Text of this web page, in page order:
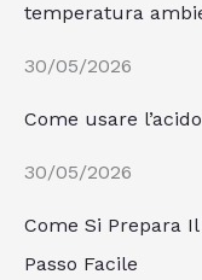
temperatura
30/05/2026
Come usare
30/05/2026
Come Si Prepara
Passo Facile